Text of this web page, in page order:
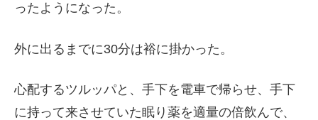
ったようになった。
外に出るまでに30分は裕に掛かった。
心配するツルッパと、手下を電車で帰らせ、手下
に持って来させていた眠り薬を適量の倍飲んで、